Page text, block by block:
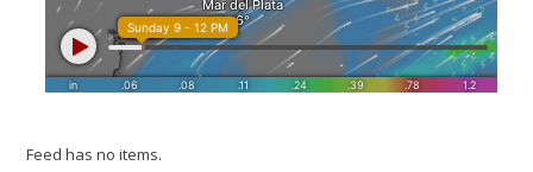
Feed has no items.